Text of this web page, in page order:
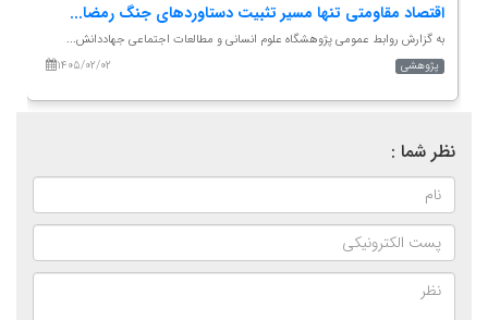
ضرورت بازنگری در برنامه‌ریزی شهرها؛ درس آموخته‌های...
به گزارش روابط عمومی پژوهشگاه علوم انسانی و مطالعات اجتماعی جهاددانشگا...
۱۴۰۵/۰۲/۰۷
پژوهشی
نظر شما :